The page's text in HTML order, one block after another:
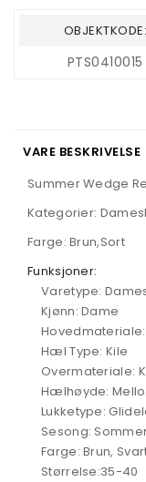
OBJEKTKODE:
PTS0410015
VARE BESKRIVELSE
Summer Wedge
Kategorier:
Farge: Brun,Sort
Funksjoner:
Varetype:
Kjønn: Dame
Hæl Type: Kile
Overmateriale:
Hælhøyde:
Lukketype:
Sesong:
Farge: Brun,
Størrelse:35-40